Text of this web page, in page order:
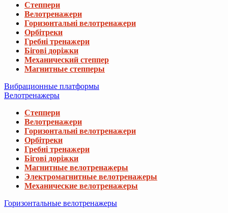
Степпери
Велотренажери
Горизонтальні велотренажери
Орбітреки
Гребні тренажери
Бігові доріжки
Механический степпер
Магнитные степперы
Вибрационные платформы
Велотренажеры
Степпери
Велотренажери
Горизонтальні велотренажери
Орбітреки
Гребні тренажери
Бігові доріжки
Магнитные велотренажеры
Электромагнитные велотренажеры
Механические велотренажеры
Горизонтальные велотренажеры